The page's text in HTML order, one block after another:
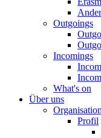
Outgoings
Incomings
What's on
Über uns
Organisation
Profil